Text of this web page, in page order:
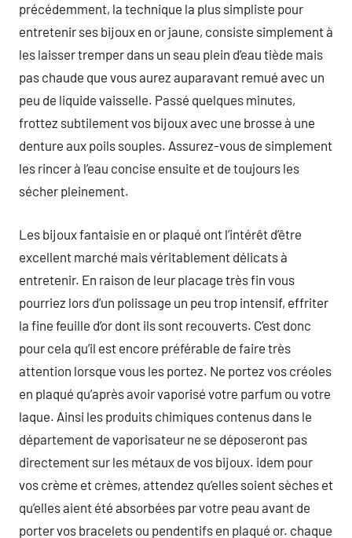
précédemment, la technique la plus simpliste pour
entretenir ses bijoux en or jaune, consiste simplement à
les laisser tremper dans un seau plein d’eau tiède mais
pas chaude que vous aurez auparavant remué avec un
peu de liquide vaisselle. Passé quelques minutes,
frottez subtilement vos bijoux avec une brosse à une
denture aux poils souples. Assurez-vous de simplement
les rincer à l’eau concise ensuite et de toujours les
sécher pleinement.
Les bijoux fantaisie en or plaqué ont l’intérêt d’être
excellent marché mais véritablement délicats à
entretenir. En raison de leur placage très fin vous
pourriez lors d’un polissage un peu trop intensif, effriter
la fine feuille d’or dont ils sont recouverts. C’est donc
pour cela qu’il est encore préférable de faire très
attention lorsque vous les portez. Ne portez vos créoles
en plaqué qu’après avoir vaporisé votre parfum ou votre
laque. Ainsi les produits chimiques contenus dans le
département de vaporisateur ne se déposeront pas
directement sur les métaux de vos bijoux. idem pour
vos crème et crèmes, attendez qu’elles soient sèches et
qu’elles aient été absorbées par votre peau avant de
porter vos bracelets ou pendentifs en plaqué or. chaque